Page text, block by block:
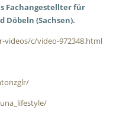
Fachangestellter für
Döbeln (Sachsen).
c/video-972348.html